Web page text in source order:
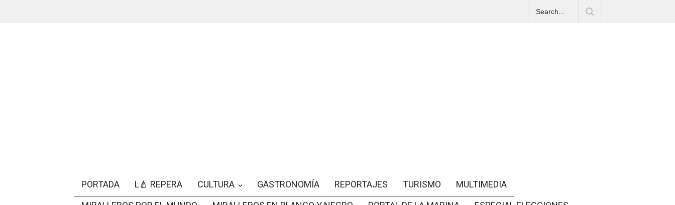
PORTADA L🍐 REPERA CULTURA GASTRONOMÍA REPORTAJES TURISMO
MULTIMEDIA